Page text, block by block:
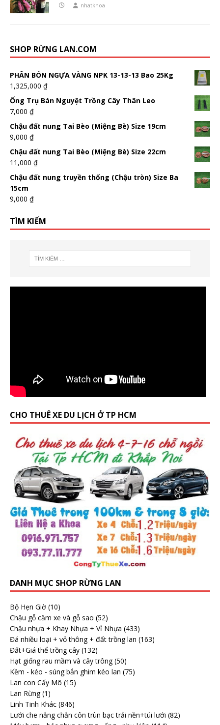
nhatkhoa
SHOP RỪNG LAN.COM
PHÂN BÓN NGỰA VÀNG NPK 13-13-13 Bao 25Kg
1,325,000 ₫
Ống Trụ Bán Nguyệt Trồng Cây Thân Leo
7,000 ₫
Chậu đất nung Tai Bèo (Miệng Bè) Size 19cm
9,000 ₫
Chậu đất nung Tai Bèo (Miệng Bè) Size 22cm
11,000 ₫
Chậu đất nung truyền thống (Chậu tròn) Size Ba
15cm
9,000 ₫
TÌM KIẾM
CHO THUÊ XE DU LỊCH Ở TP HCM
DANH MỤC SHOP RỪNG LAN
Bộ Hẹn Giờ (10)
Chậu gỗ căm xe và gỗ sao (52)
Chậu nhựa + Khay Nhựa + Vỉ Nhựa (433)
Đá nhiều loại + vỏ thông + đất trồng lan (163)
Đất+Giá thể trồng cây (132)
Hạt giống rau mầm và cây trông (50)
Kềm - kéo - súng bắn ghim kéo lan (75)
Lan con Cấy Mô (15)
Lan Rừng (1)
Linh Tinh Khác (846)
Lưới che nắng chắn côn trùn bạc trải nền+túi lưới (82)